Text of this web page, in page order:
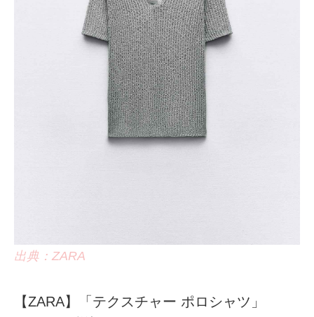
出典：ZARA
【ZARA】「テクスチャー ポロシャツ」